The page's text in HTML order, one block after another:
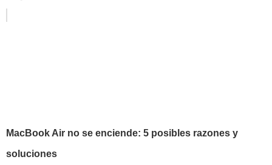
MacBook Air no se enciende: 5 posibles razones y
soluciones